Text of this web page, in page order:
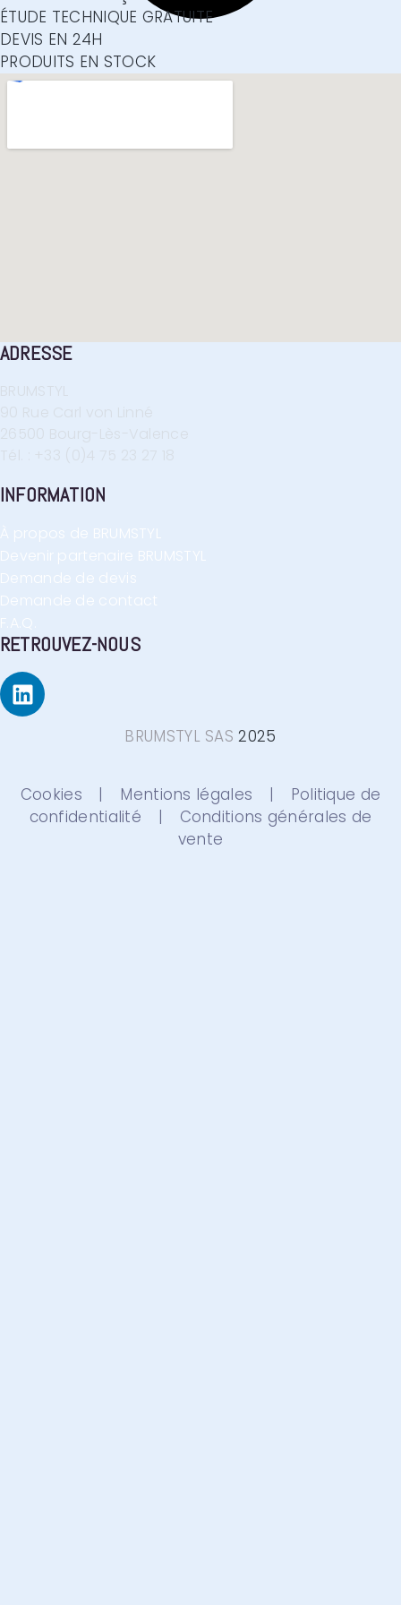
ÉTUDE TECHNIQUE GRATUITE
DEVIS EN 24H
PRODUITS EN STOCK
ADRESSE
INFORMATION
À propos de BRUMSTYL
Devenir partenaire BRUMSTYL
Demande de devis
Demande de contact
F.A.Q.
RETROUVEZ-NOUS
BRUMSTYL SAS 2025
Cookies | Mentions légales | Politique de
confidentialité | Conditions générales de
vente